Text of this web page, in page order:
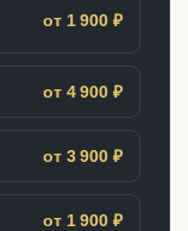
от 1 900 ₽
от 4 900 ₽
от 3 900 ₽
от 1 900 ₽